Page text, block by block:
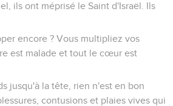
ils ont méprisé le Saint d'Israël. Ils
encore ? Vous multipliez vos
est malade et tout le cœur est
jusqu'à la tête, rien n'est en bon
contusions et plaies vives qui